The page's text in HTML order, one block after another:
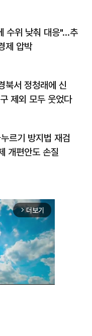
수위 낮춰 대응"…추
제 압박
북서 정청래에 신
제외 모두 웃었다
르기 방지법 재검
개편안도 손질
arrow_forward_ios 더보기